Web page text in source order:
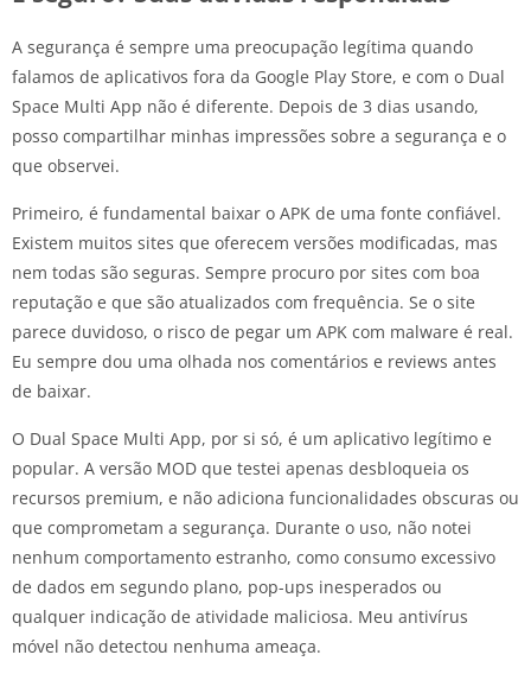
A segurança é sempre uma preocupação legítima quando
falamos de aplicativos fora da Google Play Store, e com o Dual
Space Multi App não é diferente. Depois de 3 dias usando,
posso compartilhar minhas impressões sobre a segurança e o
que observei.
Primeiro, é fundamental baixar o APK de uma fonte confiável.
Existem muitos sites que oferecem versões modificadas, mas
nem todas são seguras. Sempre procuro por sites com boa
reputação e que são atualizados com frequência. Se o site
parece duvidoso, o risco de pegar um APK com malware é real.
Eu sempre dou uma olhada nos comentários e reviews antes
de baixar.
O Dual Space Multi App, por si só, é um aplicativo legítimo e
popular. A versão MOD que testei apenas desbloqueia os
recursos premium, e não adiciona funcionalidades obscuras ou
que comprometam a segurança. Durante o uso, não notei
nenhum comportamento estranho, como consumo excessivo
de dados em segundo plano, pop-ups inesperados ou
qualquer indicação de atividade maliciosa. Meu antivírus
móvel não detectou nenhuma ameaça.